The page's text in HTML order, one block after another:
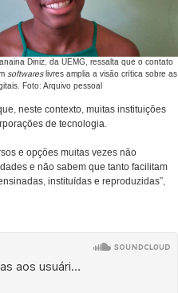
Diniz, da UEMG, ressalta que o contato
softwareslivres amplia a visão crítica sobre as
Foto: Arquivo pessoal
neste contexto, muitas instituições
de tecnologia.
e opções muitas vezes não
e não sabem que tanto facilitam
instituídas e reproduzidas”,